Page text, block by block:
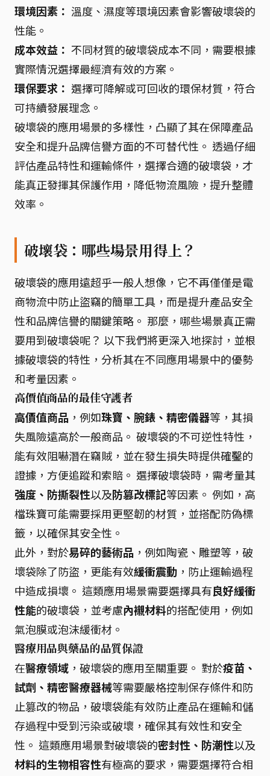
環境因素： 溫度、濕度等環境因素會影響破壞袋的
性能。
成本效益： 不同材質的破壞袋成本不同，需要根據
實際情況選擇最經濟有效的方案。
環保要求： 選擇可降解或可回收的環保材質，符合
可持續發展理念。
破壞袋的應用場景的多樣性，凸顯了其在保障產品
安全和提升品牌信譽方面的不可替代性。 透過仔細
評估產品特性和運輸條件，選擇合適的破壞袋，才
能真正發揮其保護作用，降低物流風險，提升整體
效率。
破壞袋：哪些場景用得上？
破壞袋的應用遠超乎一般人想像，它不再僅僅是電
商物流中防止盜竊的簡單工具，而是提升產品安全
性和品牌信譽的關鍵策略。 那麼，哪些場景真正需
要用到破壞袋呢？ 以下我們將更深入地探討，並根
據破壞袋的特性，分析其在不同應用場景中的優勢
和考量因素。
高價值商品的最佳守護者
高價值商品 ，例如珠寶、腕錶、精密儀器等，其損
失風險遠高於一般商品。 破壞袋的不可逆性特性，
能有效阻嚇潛在竊賊，並在發生損失時提供確鑿的
證據，方便追蹤和索賠。 選擇破壞袋時，需考量其
強度、防撕裂性以及防篡改標記等因素。 例如，高
檔珠寶可能需要採用更堅韌的材質，並搭配防偽標
籤，以確保其安全性。
此外，對於易碎的藝術品 ，例如陶瓷、雕塑等，破
壞袋除了防盜，更能有效緩衝震動 ，防止運輸過程
中造成損壞。 這類應用場景需要選擇具有良好緩衝
性能的破壞袋，並考慮內襯材料的搭配使用，例如
氣泡膜或泡沫緩衝材。
醫療用品與藥品的品質保證
在醫療領域 ，破壞袋的應用至關重要。 對於疫苗、
試劑、精密醫療器械等需要嚴格控制保存條件和防
止篡改的物品，破壞袋能有效防止產品在運輸和儲
存過程中受到污染或破壞，確保其有效性和安全
性。 這類應用場景對破壞袋的密封性、防潮性以及
材料的生物相容性有極高的要求，需要選擇符合相